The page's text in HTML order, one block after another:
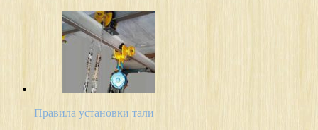
Правила установки тали